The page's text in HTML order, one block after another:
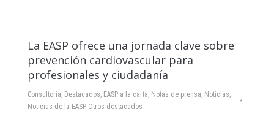
La EASP ofrece una jornada clave sobre
prevención cardiovascular para
profesionales y ciudadanía
Consultoría, Destacados, EASP a la carta, Notas de prensa, Noticias,
Noticias de la EASP, Otros destacados